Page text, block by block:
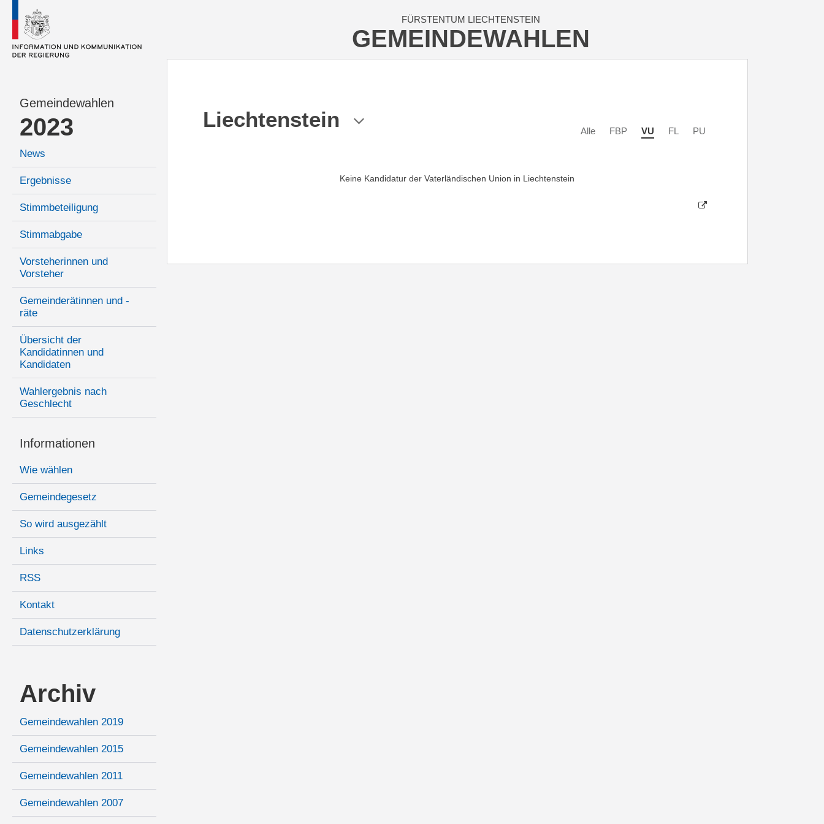
FÜRSTENTUM LIECHTENSTEIN
GEMEINDEWAHLEN
Gemeindewahlen
2023
News
Ergebnisse
Stimmbeteiligung
Stimmabgabe
Vorsteherinnen und
Vorsteher
Gemeinderätinnen und -
räte
Übersicht der
Kandidatinnen und
Kandidaten
Wahlergebnis nach
Geschlecht
Informationen
Wie wählen
Gemeindegesetz
So wird ausgezählt
Links
RSS
Kontakt
Datenschutzerklärung
Archiv
Gemeindewahlen 2019
Gemeindewahlen 2015
Gemeindewahlen 2011
Gemeindewahlen 2007
Liechtenstein Alle FBP VU FL PU
Keine Kandidatur der Vaterländischen Union in Liechtenstein